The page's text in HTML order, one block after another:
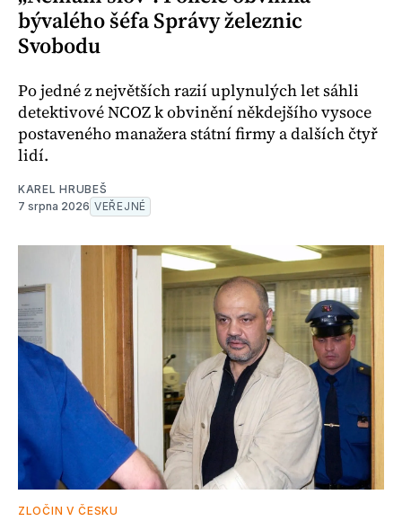
bývalého šéfa Správy železnic
Svobodu
Po jedné z největších razií uplynulých let sáhli
detektivové NCOZ k obvinění někdejšího vysoce
postaveného manažera státní firmy a dalších čtyř
lidí.
KAREL HRUBEŠ
7 srpna 2026 VEŘEJNÉ
ZLOČIN V ČESKU